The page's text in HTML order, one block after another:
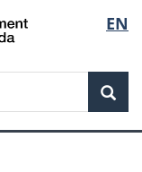
de
la
EN